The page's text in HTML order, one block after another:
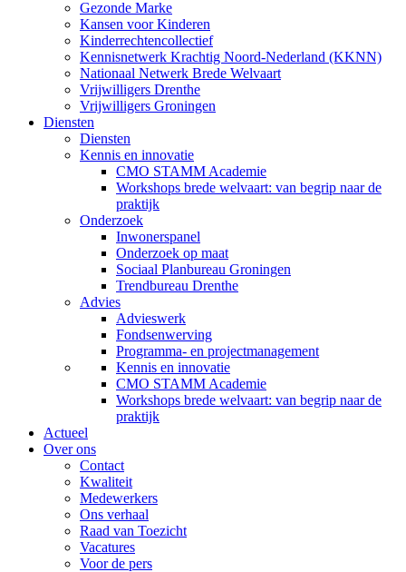
Gezonde Marke
Kansen voor Kinderen
Kinderrechtencollectief
Kennisnetwerk Krachtig Noord-Nederland (KKNN)
Nationaal Netwerk Brede Welvaart
Vrijwilligers Drenthe
Vrijwilligers Groningen
Diensten
Diensten
Kennis en innovatie
CMO STAMM Academie
Workshops brede welvaart: van begrip naar de
praktijk
Onderzoek
Inwonerspanel
Onderzoek op maat
Sociaal Planbureau Groningen
Trendbureau Drenthe
Advies
Advieswerk
Fondsenwerving
Programma- en projectmanagement
Kennis en innovatie
CMO STAMM Academie
Workshops brede welvaart: van begrip naar de
praktijk
Actueel
Over ons
Contact
Kwaliteit
Medewerkers
Ons verhaal
Raad van Toezicht
Vacatures
Voor de pers